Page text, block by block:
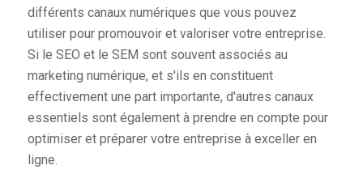
différents canaux numériques que vous pouvez
utiliser pour promouvoir et valoriser votre entreprise.
Si le SEO et le SEM sont souvent associés au
marketing numérique, et s'ils en constituent
effectivement une part importante, d'autres canaux
essentiels sont également à prendre en compte pour
optimiser et préparer votre entreprise à exceller en
ligne.